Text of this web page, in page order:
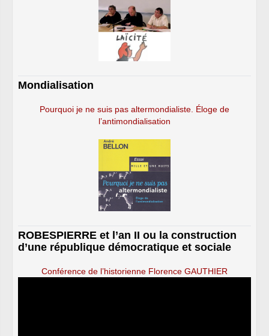
Mondialisation
Pourquoi je ne suis pas altermondialiste. Éloge de
l’antimondialisation
ROBESPIERRE et l’an II ou la construction
d’une république démocratique et sociale
Conférence de l’historienne Florence GAUTHIER